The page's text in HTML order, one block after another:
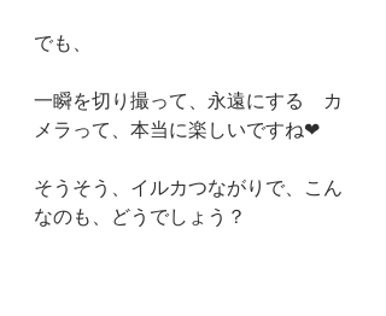
でも、
一瞬を切り撮って、永遠にする　カ
メラって、本当に楽しいですね❤
そうそう、イルカつながりで、こん
なのも、どうでしょう？